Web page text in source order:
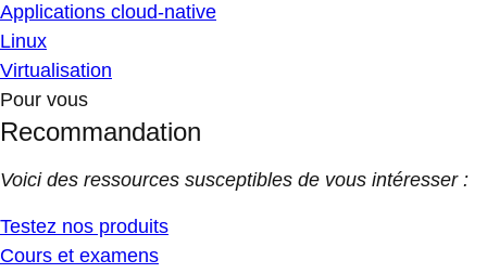
Applications cloud-native
Linux
Virtualisation
Pour vous
Recommandation
Voici des ressources susceptibles de vous intéresser :
Testez nos produits
Cours et examens